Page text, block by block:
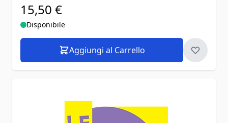
15,50 €
Disponibile
Aggiungi al Carrello